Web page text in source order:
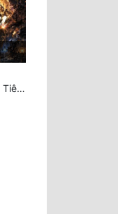
Chương 1099 Ta là Đại La Tiên! Một người đắc đạo, gà chó lên trời (Đại kết cục)